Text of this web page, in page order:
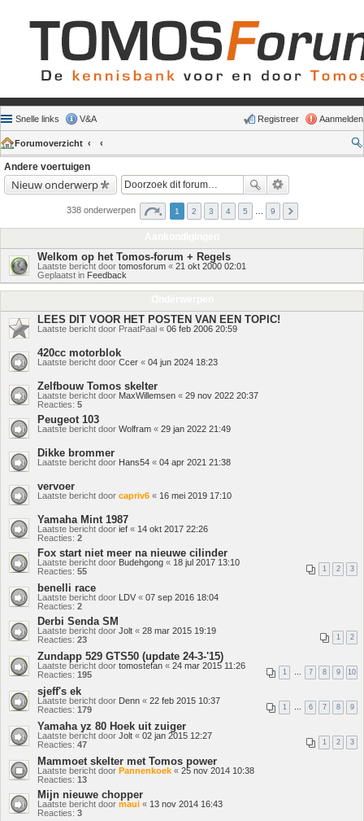
Snelle links V&A Aanmelden
Registreer
Forumoverzicht
Andere voertuigen
Nieuw onderwerp
338 onderwerpen 1 2 3 4 5 9
Welkom op het Tomos-forum + Regels
Laatste bericht door tomosforum « 21 okt 2000 02:01
Geplaatst in Feedback
LEES DIT VOOR HET POSTEN VAN EEN TOPIC!
Laatste bericht door PraatPaal « 06 feb 2006 20:59
420cc motorblok
Laatste bericht door Ccer « 04 jun 2024 18:23
Zelfbouw Tomos skelter
Laatste bericht door MaxWillemsen « 29 nov 2022 20:37
Reacties: 5
Peugeot 103
Laatste bericht door Wolfram « 29 jan 2022 21:49
Dikke brommer
Laatste bericht door Hans54 « 04 apr 2021 21:38
vervoer
Laatste bericht door capriv6 « 16 mei 2019 17:10
Yamaha Mint 1987
Laatste bericht door ief « 14 okt 2017 22:26
Reacties: 2
Fox start niet meer na nieuwe cilinder
Laatste bericht door Budehgong « 18 jul 2017 13:10
Reacties: 55 1 2 3
benelli race
Laatste bericht door LDV « 07 sep 2016 18:04
Reacties: 2
Derbi Senda SM
Laatste bericht door Jolt « 28 mar 2015 19:19
Reacties: 23 1 2
Zundapp 529 GTS50 (update 24-3-'15)
Laatste bericht door tomostefan « 24 mar 2015 11:26
Reacties: 195 1 … 7 8 9 10
sjeff's ek
Laatste bericht door Denn « 22 feb 2015 10:37
Reacties: 179 1 … 6 7 8 9
Yamaha yz 80 Hoek uit zuiger
Laatste bericht door Jolt « 02 jan 2015 12:27
Reacties: 47 1 2 3
Mammoet skelter met Tomos power
Laatste bericht door Pannenkoek « 25 nov 2014 10:38
Reacties: 13
Mijn nieuwe chopper
Laatste bericht door maui « 13 nov 2014 16:43
Reacties: 3